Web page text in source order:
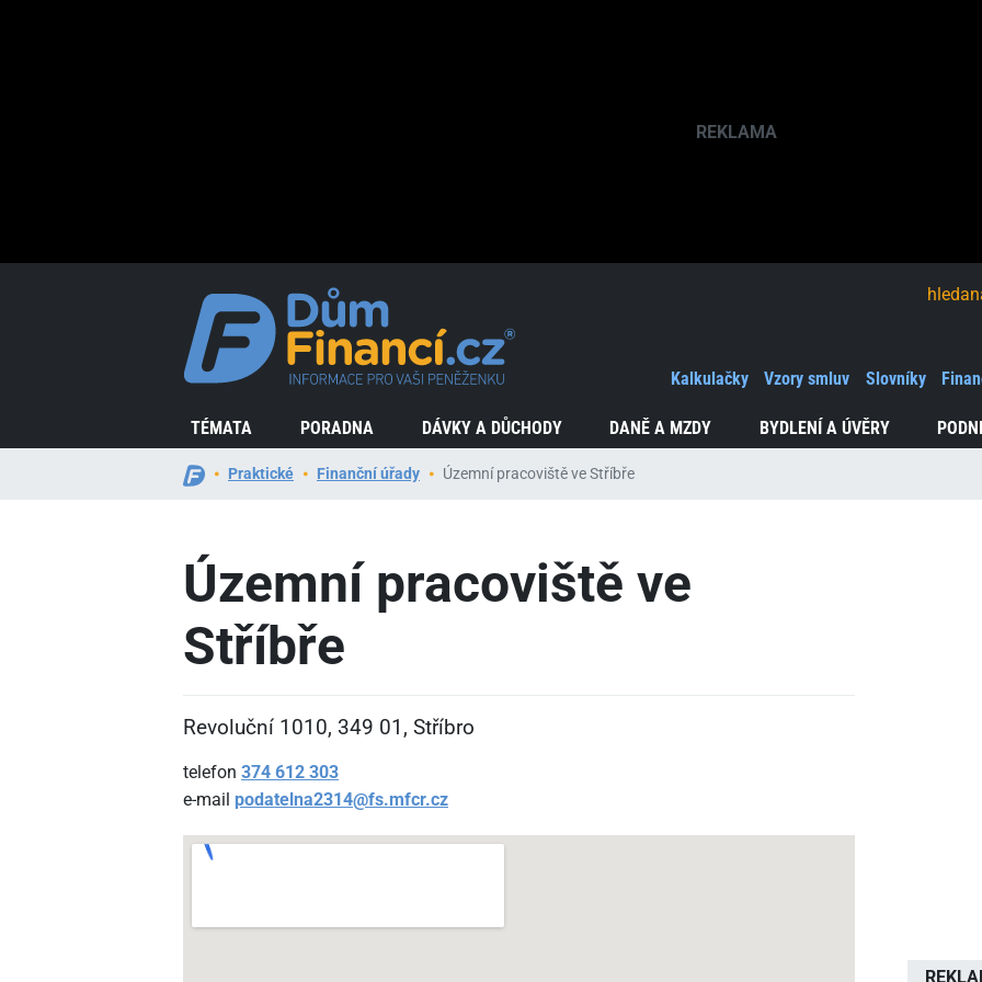
TÉMATA PORADNA DÁVKY A DŮCHODY DANĚ A MZDY BYDLENÍ A ÚVĚRY
Kalkulačky Vzory smluv Slovníky
Praktické Finanční úřady Územní pracoviště ve Stříbře
Územní pracoviště ve
Stříbře
Revoluční 1010, 349 01, Stříbro
telefon 374 612 303
e-mail podatelna2314@fs.mfcr.cz